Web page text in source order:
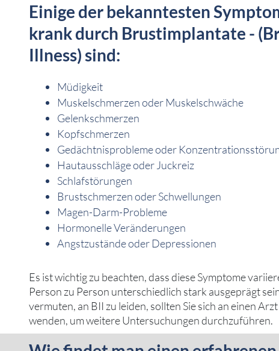
Einige der bekanntesten
krank durch Brustimplantate -
Illness) sind:
Müdigkeit
Muskelschmerzen oder Muskelschwäche
Gelenkschmerzen
Kopfschmerzen
Gedächtnisprobleme oder
Hautausschläge oder Juckreiz
Schlafstörungen
Brustschmerzen oder Schwellungen
Magen-Darm-Probleme
Hormonelle Veränderungen
Angstzustände oder Depressionen
Es ist wichtig zu beachten, dass diese Symptome
Person zu Person unterschiedlich stark ausgeprägt
vermuten, an BII zu leiden, sollten Sie sich an einen
wenden, um weitere Untersuchungen durchzuführen.